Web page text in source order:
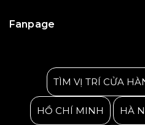
Fanpage
TÌM VỊ TRÍ CỬA
HỒ CHÍ MINH HÀ